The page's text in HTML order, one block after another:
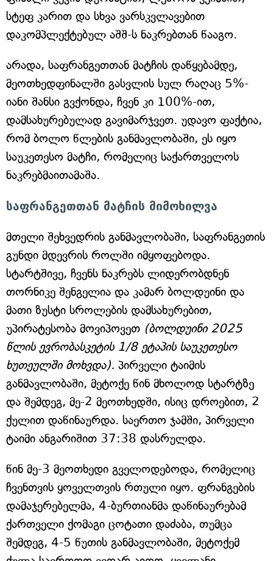
სტეფ კარით და სხვა ვარსკვლავებით
დაკომპლექტებულ აშშ-ს ნაკრებთან წააგო.
არადა, საფრანგეთთან მატჩის დაწყებამდე,
მეოთხედფინალში გასვლის სულ რაღაც 5%-
იანი შანსი გვქონდა, ჩვენ კი 100%-ით,
დამსახურებულად გავიმარჯვეთ. უდავო ფაქტია,
რომ ბოლო წლების განმავლობაში, ეს იყო
საუკეთესო მატჩი, რომელიც საქართველოს
ნაკრებმაითამაშა.
საფრანგეთთან მატჩის მიმოხილვა
მთელი შეხვედრის განმავლობაში, საფრანგეთის
გუნდი მდევრის როლში იმყოფებოდა.
სტარტშივე, ჩვენს ნაკრებს ლიდერობდნენ
თორნიკე შენგელია და კამარ ბოლდუინი და
მათი ზუსტი სროლების დამსახურებით,
უპირატესობა მოვიპოვეთ (ბოლდუინი 2025
წლის ევრობასკეტის 1/8 ეტაპის საუკეთესო
ხუთეულში მოხვდა). პირველი ტაიმის
განმავლობაში, მეტოქე წინ მხოლოდ სტარტზე
და შემდეგ, მე-2 მეოთხედში, ისიც დროებით, 2
ქულით დაწინაურდა. საერთო ჯამში, პირველი
ტაიმი ანგარიშით 37:38 დასრულდა.
წინ მე-3 მეოთხედი გველოდებოდა, რომელიც
ჩვენთვის ყოველთვის რთული იყო. ფრანგების
დამაჯერებელმა, 4-ბურთიანმა დაწინაურებამ
ქართველი ქომაგი ცოტათი დაძაბა, თუმცა
შემდეგ, 4-5 წუთის განმავლობაში, მეტოქემ